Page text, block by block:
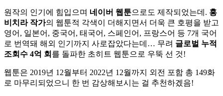
원작의 인기에 힘입으며 네이버 웹툰으로도 제작되었는데. 홍
비치라 작가의 웹툰적 각색이 더해지면서 더욱 큰 호평을 받고
영어, 일본어, 중국어, 태국어, 스페인어, 프랑스어 등 7개 국어
로 번역돼 해외 인기까지 사로잡았다는데… 무려 글로벌 누적
조회수 4억 회 를 돌파한 초히트 웹툰으로 우뚝 선 것!
웹툰은 2019년 12월부터 2022년 12월까지 외전 포함 총 149화
로 마무리되었으니 한 번 감상해보시는 걸 추천하겠음!